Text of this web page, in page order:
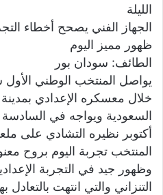
الليلة
الجهاز الفني يصحح أخطاء
ظهور مميز اليوم
الطائف: سودان بور
يواصل المنتخب الوطني الأول
خلال معسكره الإعدادي بمدينة
أكتوبر نظيره التشادي على
المنتخب تجربة اليوم بروح
وظهور جيد في التجربة
التنزاني والتي انتهت